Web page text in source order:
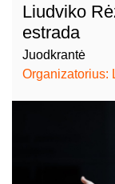
Liudviko
estrada
Juodkrantė
Organizatorius: